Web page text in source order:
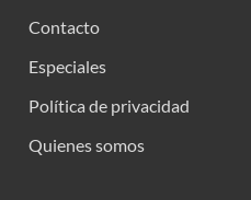
Contacto
Especiales
Política de privacidad
Quienes somos